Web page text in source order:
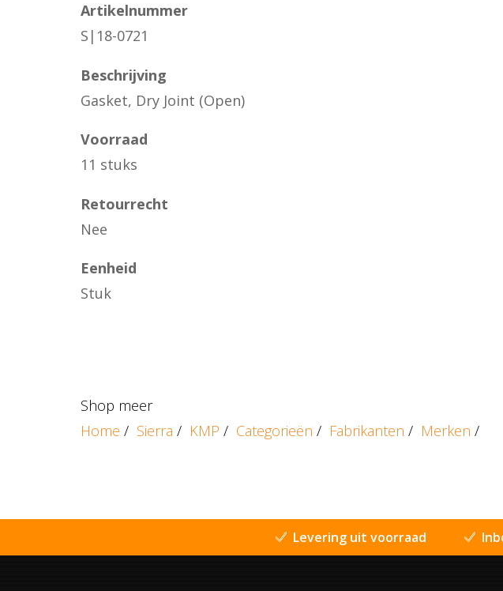
Artikelnummer
S|18-0721
Beschrijving
Gasket, Dry Joint (Open)
Voorraad
11 stuks
Retourrecht
Nee
Eenheid
Stuk
Shop meer
Home / Sierra / KMP / Categorieën / Fabrikanten / Merken /
Levering uit voorraad